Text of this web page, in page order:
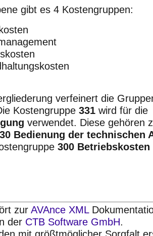
gibt es 4 Kostengruppen:
verfeinert die
Kostengruppe 331 wird für die
verwendet. Diese gehören
Bedienung der technischen
300 Betriebskosten
zur AVAnce XML
der CTB Software GmbH.